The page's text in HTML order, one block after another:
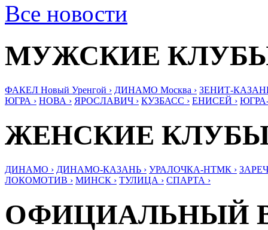
Все новости
МУЖСКИЕ
ФАКЕЛ Новый Уренгой › ДИНАМО Москва › ЗЕНИТ-
ЮГРА › НОВА › ЯРОСЛАВИЧ › КУЗБАСС › ЕНИСЕЙ ›
ЖЕНСКИЕ
ДИНАМО › ДИНАМО-КАЗАНЬ › УРАЛОЧКА-НТМК ›
ЛОКОМОТИВ › МИНСК › ТУЛИЦА › СПАРТА ›
ОФИЦИАЛЬНЫЙ